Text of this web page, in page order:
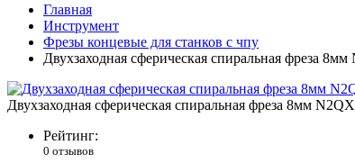
Главная
Инструмент
Фрезы концевые для станков с чпу
Двухзаходная сферическая спиральная фреза
Двухзаходная сферическая спиральная фреза 8мм
Рейтинг:
0 отзывов